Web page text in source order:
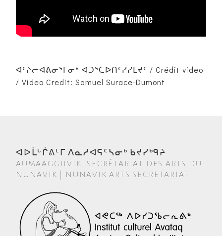
ᐊᑦᔨᓕᐊᕕᓂᕐᒥᓂᒃ ᐊᑐᕐᑕᐅᑎᑦᓯᓯᒪᔪᑦ / Crédit video
/ Video Credit: Samuel Surace-Dumont
ᐊᐅᒫᒡᒌᕕᒻᒥ ᐱᓇᓱᐊᕋᑦᓴᓂᒃ ᑲᔪᓯᒃᑫᔨ
AUMAAGGIIVIK, SECRÉTARIAT DES ARTS DU
NUNAVIK | NUNAVIK ARTS SECRETARIAT